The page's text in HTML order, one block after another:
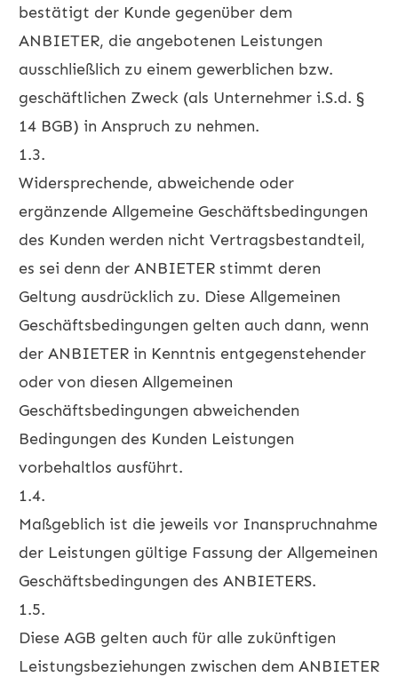
bestätigt der Kunde gegenüber dem
ANBIETER, die angebotenen Leistungen
ausschließlich zu einem gewerblichen bzw.
geschäftlichen Zweck (als Unternehmer i.S.d. §
14 BGB) in Anspruch zu nehmen.
1.3.
Widersprechende, abweichende oder
ergänzende Allgemeine Geschäftsbedingungen
des Kunden werden nicht Vertragsbestandteil,
es sei denn der ANBIETER stimmt deren
Geltung ausdrücklich zu. Diese Allgemeinen
Geschäftsbedingungen gelten auch dann, wenn
der ANBIETER in Kenntnis entgegenstehender
oder von diesen Allgemeinen
Geschäftsbedingungen abweichenden
Bedingungen des Kunden Leistungen
vorbehaltlos ausführt.
1.4.
Maßgeblich ist die jeweils vor Inanspruchnahme
der Leistungen gültige Fassung der Allgemeinen
Geschäftsbedingungen des ANBIETERS.
1.5.
Diese AGB gelten auch für alle zukünftigen
Leistungsbeziehungen zwischen dem ANBIETER